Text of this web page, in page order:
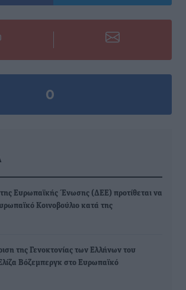
0
της Ευρωπαϊκής Ένωσης (ΔΕΕ) προτίθεται να
Κοινοβούλιο κατά της
της Γενοκτονίας των Ελλήνων του
Βόζεμπεργκ στο Ευρωπαϊκό